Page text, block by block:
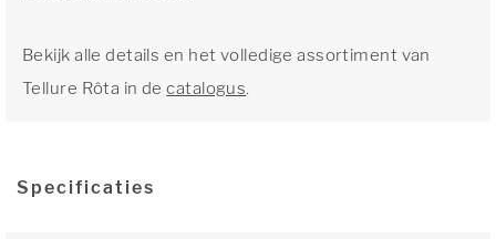
Bekijk alle details en het volledige assortiment van
Tellure Rôta in decatalogus.
Specificaties